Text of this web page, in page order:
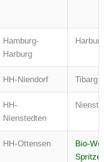
Do: 09:00 – 13:00 Uhr
Mi: 10:00 – 16:00 Uhr
Sa: 08:00 – 13:00 Uhr
Hamburg-
Harburg
HH-Niendorf Tibarg
HH-
Nienstedten
HH-Ottensen
Bio-